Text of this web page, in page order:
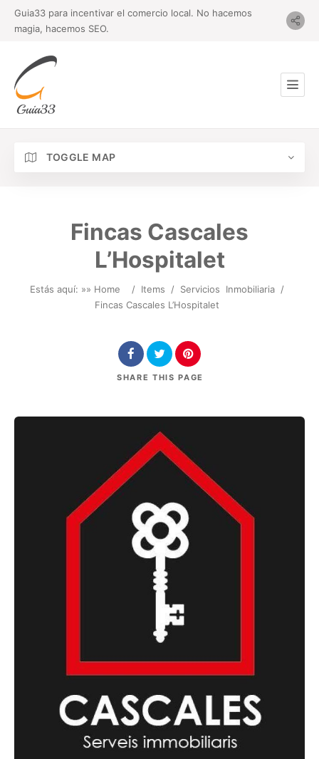
Guia33 para incentivar el comercio local. No hacemos
magia, hacemos SEO.
TOGGLE MAP
Fincas Cascales
L’Hospitalet
Estás aquí: »» Home / Items / Servicios Inmobiliaria /
Fincas Cascales L’Hospitalet
SHARE THIS PAGE